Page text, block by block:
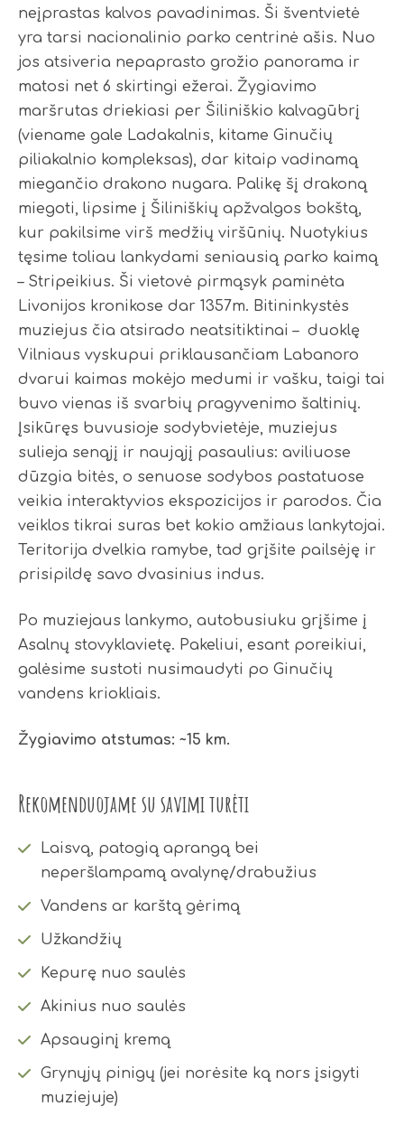
neįprastas kalvos pavadinimas. Ši šventvietė
yra tarsi nacionalinio parko centrinė ašis. Nuo
jos atsiveria nepaprasto grožio panorama ir
matosi net 6 skirtingi ežerai. Žygiavimo
maršrutas driekiasi per Šiliniškio kalvagūbrį
(viename gale Ladakalnis, kitame Ginučių
piliakalnio kompleksas), dar kitaip vadinamą
miegančio drakono nugara. Palikę šį drakoną
miegoti, lipsime į Šiliniškių apžvalgos bokštą,
kur pakilsime virš medžių viršūnių. Nuotykius
tęsime toliau lankydami seniausią parko kaimą
– Stripeikius. Ši vietovė pirmąsyk paminėta
Livonijos kronikose dar 1357m. Bitininkystės
muziejus čia atsirado neatsitiktinai – duoklę
Vilniaus vyskupui priklausančiam Labanoro
dvarui kaimas mokėjo medumi ir vašku, taigi tai
buvo vienas iš svarbių pragyvenimo šaltinių.
Įsikūręs buvusioje sodybvietėje, muziejus
sulieja senąjį ir naująjį pasaulius: aviliuose
dūzgia bitės, o senuose sodybos pastatuose
veikia interaktyvios ekspozicijos ir parodos. Čia
veiklos tikrai suras bet kokio amžiaus lankytojai.
Teritorija dvelkia ramybe, tad grįšite pailsėję ir
prisipildę savo dvasinius indus.
Po muziejaus lankymo, autobusiuku grįšime į
Asalnų stovyklavietę. Pakeliui, esant poreikiui,
galėsime sustoti nusimaudyti po Ginučių
vandens kriokliais.
Žygiavimo atstumas: ~15 km.
Rekomenduojame su savimi turėti
Laisvą, patogią aprangą bei
neperšlampamą avalynę/drabužius
Vandens ar karštą gėrimą
Užkandžių
Kepurę nuo saulės
Akinius nuo saulės
Apsauginį kremą
Grynųjų pinigų (jei norėsite ką nors įsigyti
muziejuje)